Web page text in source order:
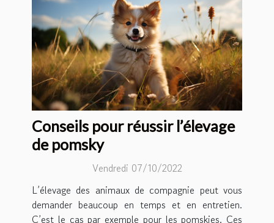
Conseils pour réussir l’élevage
de pomsky
Vendredi 07/10/2022
L’élevage des animaux de compagnie peut vous
demander beaucoup en temps et en entretien.
C’est le cas par exemple pour les pomskies. Ces